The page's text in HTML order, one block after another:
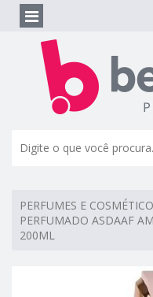
PERFUMES E
PERFUMADO ASDAAF
200ML